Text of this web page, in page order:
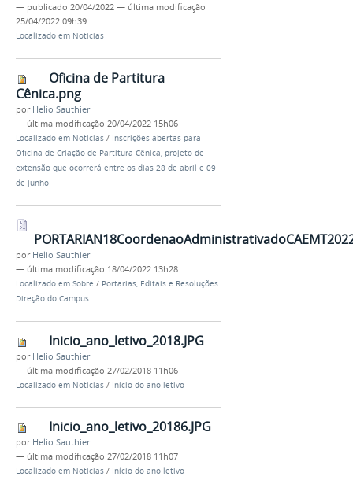
— publicado 20/04/2022 — última modificação
25/04/2022 09h39
Localizado em Noticias
Oficina de Partitura
Cênica.png
por Helio Sauthier
— última modificação 20/04/2022 15h06
Localizado em Noticias / Inscrições abertas para
Oficina de Criação de Partitura Cênica, projeto de
extensão que ocorrerá entre os dias 28 de abril e 09
de junho
por Helio Sauthier
— última modificação 18/04/2022 13h28
Localizado em Sobre / Portarias, Editais e Resoluções
Direção do Campus
Inicio_ano_letivo_2018.JPG
por Helio Sauthier
— última modificação 27/02/2018 11h06
Localizado em Noticias / Início do ano letivo
Inicio_ano_letivo_20186.JPG
por Helio Sauthier
— última modificação 27/02/2018 11h07
Localizado em Noticias / Início do ano letivo